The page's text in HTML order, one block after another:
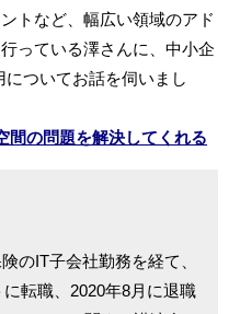
トなど、幅広い領域のアド
っている澤さんに、中小企
ついてお話を伺いまし
の問題を解決してくれる
のIT子会社勤務を経て、
転職、2020年8月に退職